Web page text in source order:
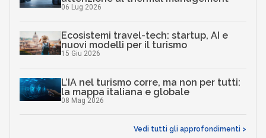
06 Lug 2026
Ecosistemi travel-tech: startup, AI e
nuovi modelli per il turismo
15 Giu 2026
L’IA nel turismo corre, ma non per tutti:
la mappa italiana e globale
08 Mag 2026
Vedi tutti gli approfondimenti >